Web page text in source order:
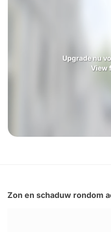
Upgrade nu
View
Zon en schaduw rondom